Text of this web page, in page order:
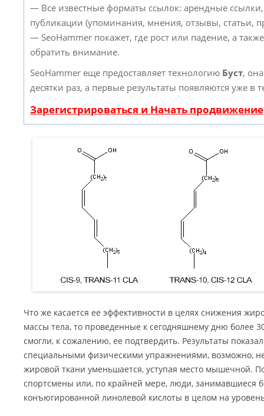
— Все известные форматы ссылок: арендные
публикации (упоминания, мнения, отзывы, статьи,
— SeoHammer покажет, где рост или падение, а
обратить внимание.
SeoHammer еще предоставляет технологию Буст,
десятки раз, а первые результаты появляются уже в
Зарегистрироваться и Начать продвижение
Что же касается ее эффективности в целях снижения
массы тела, то проведенные к сегодняшнему дню более
смогли, к сожалению, ее подтвердить. Результаты
специальными физическими упражнениями, возможно,
жировой ткани уменьшается, уступая место мышечной.
спортсмены или, по крайней мере, люди, занимавшиеся
конъюгированной линолевой кислоты в целом на